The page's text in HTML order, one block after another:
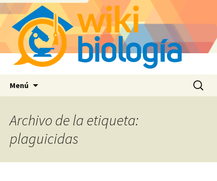
Menú Buscar:
Archivo de la etiqueta:
plaguicidas